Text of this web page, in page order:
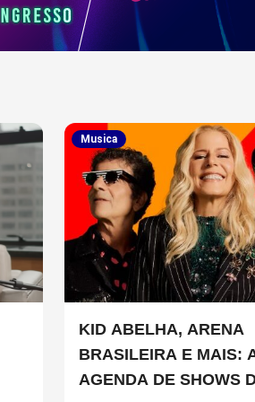
Musica
KID ABELHA, ARENA
BRASILEIRA E MAIS:
AGENDA DE SHOWS